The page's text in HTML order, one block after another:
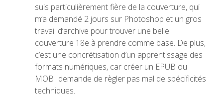
suis particulièrement fière de la couverture, qui
m’a demandé 2 jours sur Photoshop et un gros
travail d’archive pour trouver une belle
couverture 18e à prendre comme base. De plus,
c’est une concrétisation d’un apprentissage des
formats numériques, car créer un EPUB ou
MOBI demande de règler pas mal de spécificités
techniques.